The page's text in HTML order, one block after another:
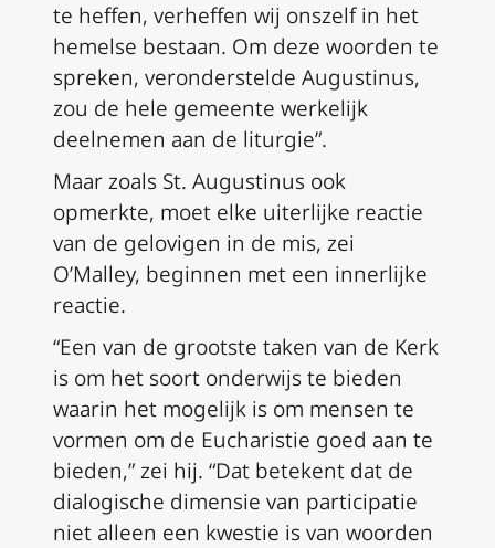
te heffen, verheffen wij onszelf in het
hemelse bestaan. Om deze woorden te
spreken, veronderstelde Augustinus,
zou de hele gemeente werkelijk
deelnemen aan de liturgie”.
Maar zoals St. Augustinus ook
opmerkte, moet elke uiterlijke reactie
van de gelovigen in de mis, zei
O’Malley, beginnen met een innerlijke
reactie.
“Een van de grootste taken van de Kerk
is om het soort onderwijs te bieden
waarin het mogelijk is om mensen te
vormen om de Eucharistie goed aan te
bieden,” zei hij. “Dat betekent dat de
dialogische dimensie van participatie
niet alleen een kwestie is van woorden